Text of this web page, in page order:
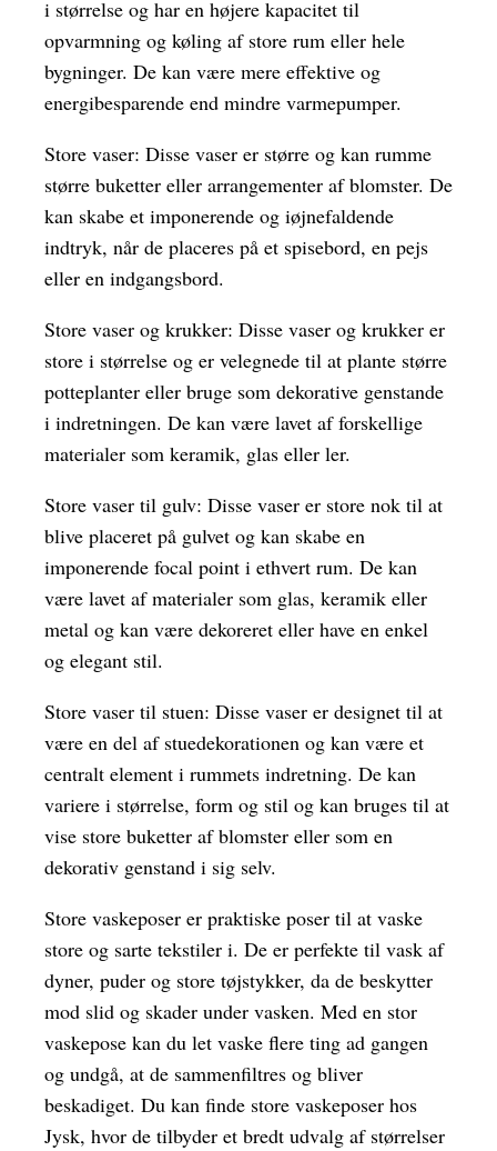
i størrelse og har en højere kapacitet til
opvarmning og køling af store rum eller hele
bygninger. De kan være mere effektive og
energibesparende end mindre varmepumper.
Store vaser: Disse vaser er større og kan rumme
større buketter eller arrangementer af blomster. De
kan skabe et imponerende og iøjnefaldende
indtryk, når de placeres på et spisebord, en pejs
eller en indgangsbord.
Store vaser og krukker: Disse vaser og krukker er
store i størrelse og er velegnede til at plante større
potteplanter eller bruge som dekorative genstande
i indretningen. De kan være lavet af forskellige
materialer som keramik, glas eller ler.
Store vaser til gulv: Disse vaser er store nok til at
blive placeret på gulvet og kan skabe en
imponerende focal point i ethvert rum. De kan
være lavet af materialer som glas, keramik eller
metal og kan være dekoreret eller have en enkel
og elegant stil.
Store vaser til stuen: Disse vaser er designet til at
være en del af stuedekorationen og kan være et
centralt element i rummets indretning. De kan
variere i størrelse, form og stil og kan bruges til at
vise store buketter af blomster eller som en
dekorativ genstand i sig selv.
Store vaskeposer er praktiske poser til at vaske
store og sarte tekstiler i. De er perfekte til vask af
dyner, puder og store tøjstykker, da de beskytter
mod slid og skader under vasken. Med en stor
vaskepose kan du let vaske flere ting ad gangen
og undgå, at de sammenfiltres og bliver
beskadiget. Du kan finde store vaskeposer hos
Jysk, hvor de tilbyder et bredt udvalg af størrelser